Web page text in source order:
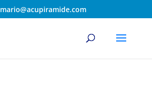
mario@acupiramide.com